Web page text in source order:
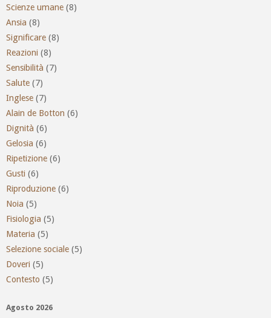
Scienze umane (8)
Ansia (8)
Significare (8)
Reazioni (8)
Sensibilità (7)
Salute (7)
Inglese (7)
Alain de Botton (6)
Dignità (6)
Gelosia (6)
Ripetizione (6)
Gusti (6)
Riproduzione (6)
Noia (5)
Fisiologia (5)
Materia (5)
Selezione sociale (5)
Doveri (5)
Contesto (5)
Agosto 2026